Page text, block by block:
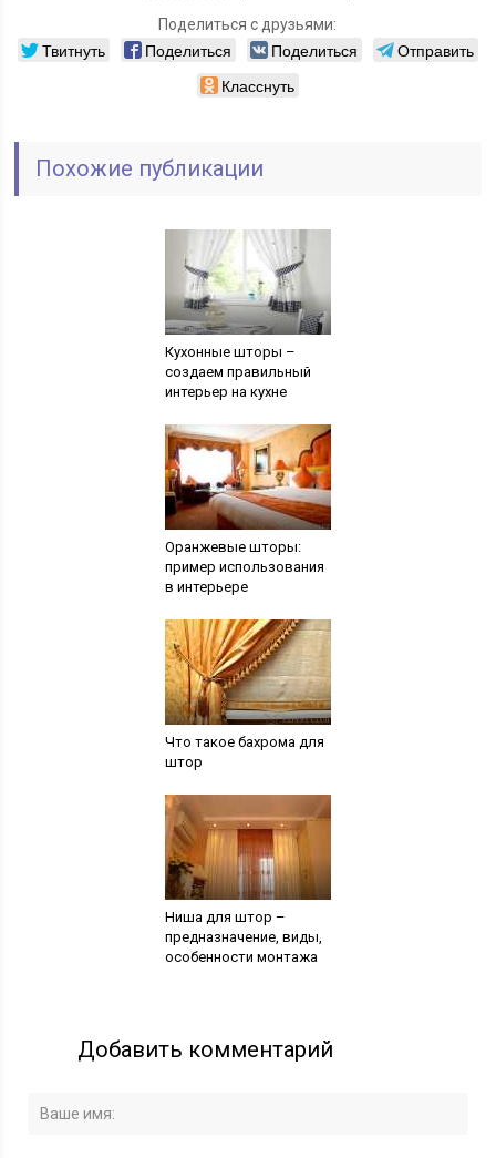
Поделиться с друзьями:
Твитнуть Поделиться Поделиться
Отправить
Класснуть
Похожие публикации
Кухонные шторы –
создаем правильный
интерьер на кухне
Оранжевые шторы:
пример использования
в интерьере
Что такое бахрома для
штор
Ниша для штор –
предназначение, виды,
особенности монтажа
Добавить комментарий